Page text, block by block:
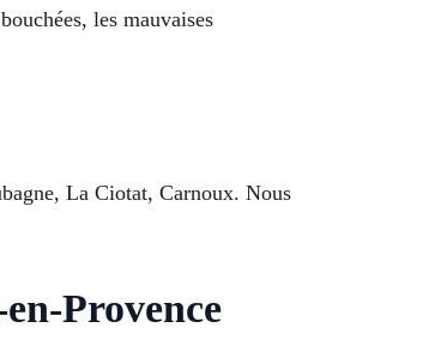
les mauvaises
La Ciotat, Carnoux. Nous
Provence